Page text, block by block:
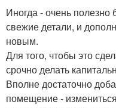
Иногда - очень полезно
свежие детали, и
новым.
Для того, чтобы это
срочно делать
Вполне достаточно
помещение -